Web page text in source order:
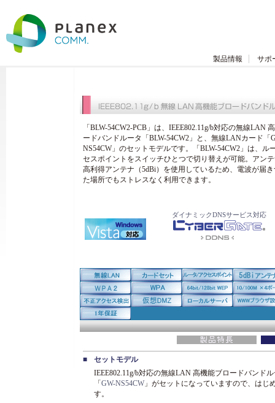
製品情報 サポ
「BLW-54CW2-PCB」は、IEEE802.11g/b対応の無線LAN
ードバンドルータ「BLW-54CW2」と、無線LANカード「
NS54CW」のセットモデルです。「BLW-54CW2」は、ル
セスポイントをスイッチひとつで切り替えが可能。アン
高利得アンテナ（5dBi）を使用しているため、電波が届
た場所でもストレスなく利用できます。
ダイナミックDNSサービス対応
■
セットモデル
IEEE802.11g/b対応の無線LAN 高機能ブロードバンド
「 GW-NS54CW 」がセットになっていますので、は
す。